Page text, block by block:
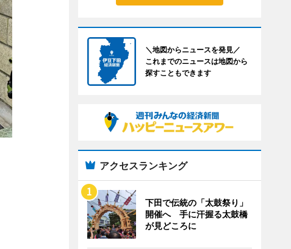
＼地図からニュースを発見／
これまでのニュースは地図から
探すこともできます
アクセスランキング
下田で伝統の「太鼓祭り」
開催へ 手に汗握る太鼓橋
が見どころに